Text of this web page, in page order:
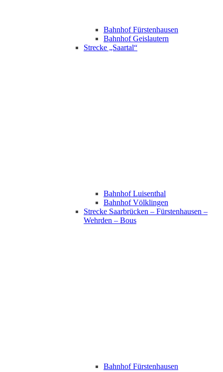
Bahnhof Fürstenhausen
Bahnhof Geislautern
Strecke „Saartal“
Bahnhof Luisenthal
Bahnhof Völklingen
Strecke Saarbrücken – Fürstenhausen –
Wehrden – Bous
Bahnhof Fürstenhausen